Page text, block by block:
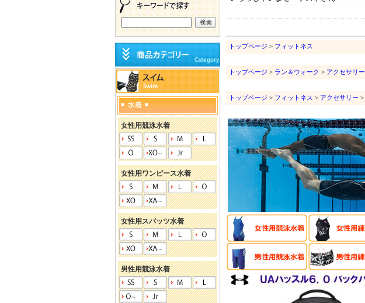
トップページ > フィットネス
トップページ > ラン＆ウォーク > アクセサリー
トップページ > フィットネス > アクセサリー >